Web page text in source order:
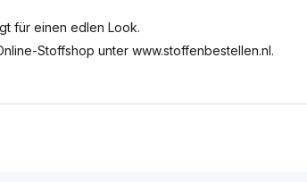
für einen edlen Look.
Stoffshop unter www.stoffenbestellen.nl.